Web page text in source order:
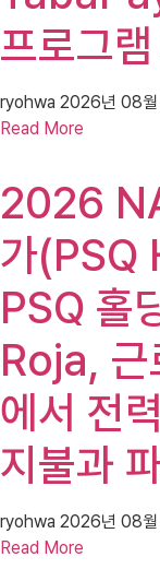
프로그
ryohwa 2026년 08
Read More
2026
가
PSQ 홀
Roja, 근
에서 전
지불과
ryohwa 2026년 08
Read More